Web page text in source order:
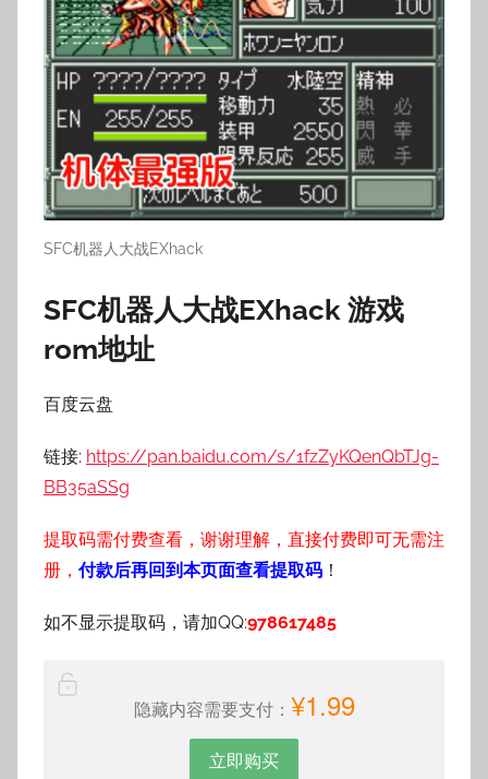
SFC机器人大战EXhack
SFC机器人大战EXhack 游戏
rom地址
百度云盘
链接: https://pan.baidu.com/s/1fzZyKQenQbTJg-
BB35aSSg
提取码需付费查看，谢谢理解，直接付费即可无需注
册， 付款后再回到本页面查看提取码 ！
如不显示提取码，请加QQ:978617485
隐藏内容需要支付： ¥1.99
立即购买